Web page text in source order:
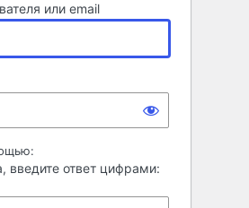
или email
введите ответ цифрами: